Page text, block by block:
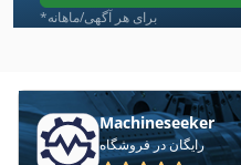
Biesse Akron
Delem
Durmazlar
*برای هر آگهی/ماهانه
Machineseeker
رایگان در فروشگاه